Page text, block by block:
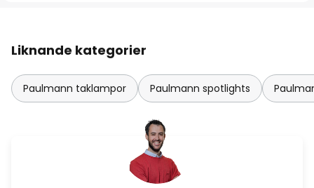
Liknande kategorier
Paulmann taklampor Paulmann spotlights